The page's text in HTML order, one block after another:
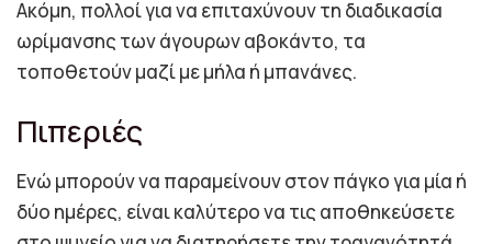
Ακόμη, πολλοί για να επιταχύνουν τη διαδικασία
ωρίμανσης των άγουρων αβοκάντο, τα
τοποθετούν μαζί με μήλα ή μπανάνες.
Πιπεριές
Ενώ μπορούν να παραμείνουν στον πάγκο για μία ή
δύο ημέρες, είναι καλύτερο να τις αποθηκεύσετε